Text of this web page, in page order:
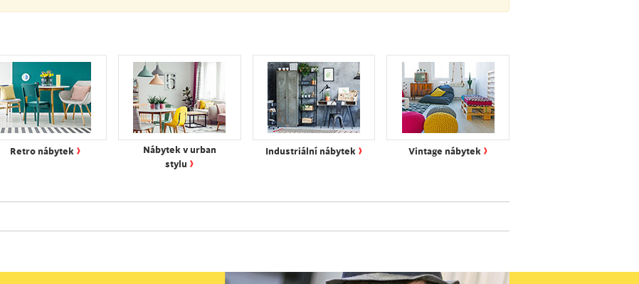
Retro nábytek ›
Nábytek v urban
stylu ›
Industriální nábytek › Vintage nábytek ›